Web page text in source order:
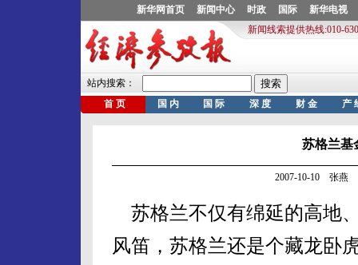
苏格兰基
2007-10-10 张燕
苏格兰不仅有绵延的高地
风笛，苏格兰还是个藏龙卧